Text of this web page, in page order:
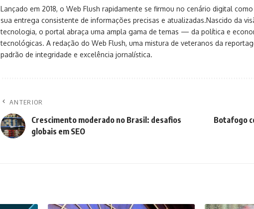
Lançado em 2018, o Web Flush rapidamente se firmou no cenário digital
sua entrega consistente de informações precisas e atualizadas.Nascido da
tecnologia, o portal abraça uma ampla gama de temas — da política e
tecnológicas. A redação do Web Flush, uma mistura de veteranos da
padrão de integridade e excelência jornalística.
ANTERIOR
Crescimento moderado no Brasil: desafios
globais em SEO
Botafogo